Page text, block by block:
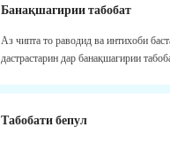
Банақшагирии табобат
Аз чипта то раводид ва интихоби
дастрастарин дар банақшагирии
Табобати бепул